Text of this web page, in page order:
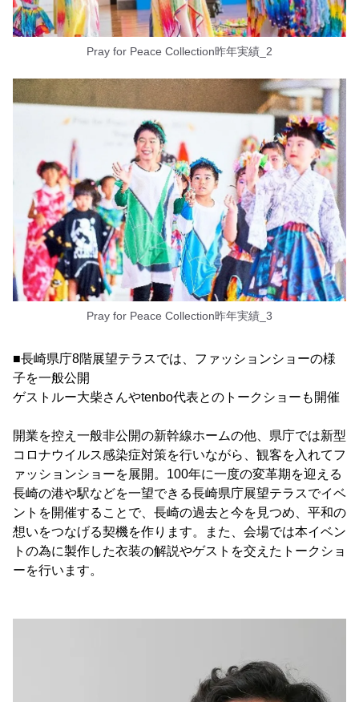
Pray for Peace Collection昨年実績_2
Pray for Peace Collection昨年実績_3
■長崎県庁8階展望テラスでは、ファッションショーの様
子を一般公開
ゲストルー大柴さんやtenbo代表とのトークショーも開催
開業を控え一般非公開の新幹線ホームの他、県庁では新型
コロナウイルス感染症対策を行いながら、観客を入れてフ
ァッションショーを展開。100年に一度の変革期を迎える
長崎の港や駅などを一望できる長崎県庁展望テラスでイベ
ントを開催することで、長崎の過去と今を見つめ、平和の
想いをつなげる契機を作ります。また、会場では本イベン
トの為に製作した衣装の解説やゲストを交えたトークショ
ーを行います。